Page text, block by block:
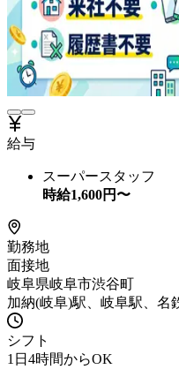
給与
スーパースタッフ
時給1,600円〜
勤務地
面接地
岐阜県岐阜市渋谷町
加納(岐阜)駅、岐阜駅、名
シフト
1日4時間からOK